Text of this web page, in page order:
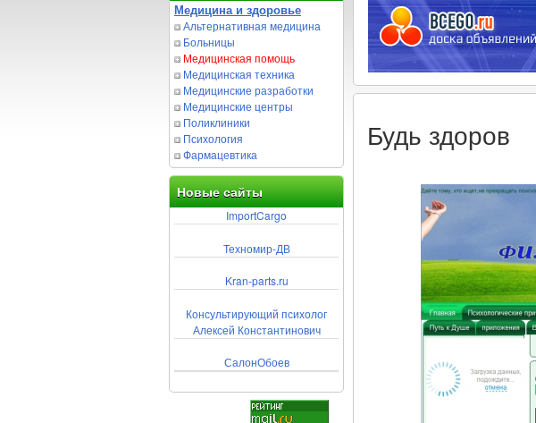
Медицина и здоровье
Альтернативная медицина
Больницы
Медицинская помощь
Медицинская техника
Медицинские разработки
Медицинские центры
Поликлиники
Психология
Фармацевтика
Новые сайты
ImportCargo
Техномир-ДВ
Kran-parts.ru
Консультирующий психолог
Алексей Константинович
СалонОбоев
Будь здоров